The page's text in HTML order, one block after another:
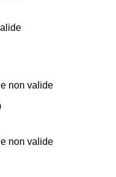
non valide
non valide